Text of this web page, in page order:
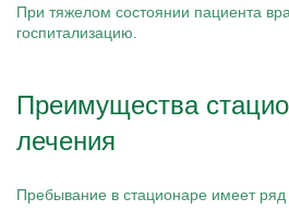
При тяжелом состоянии пациента
госпитализацию.
Преимущества
лечения
Пребывание в стационаре имеет